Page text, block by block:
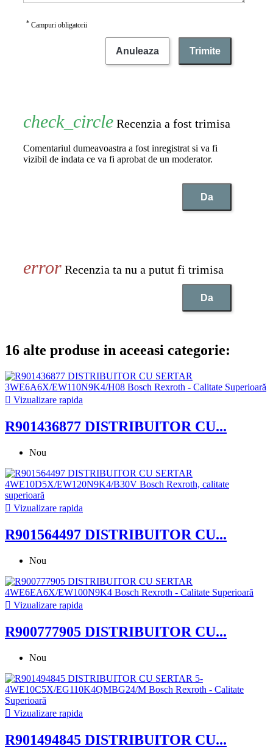
* Campuri obligatorii
Anuleaza Trimite
Recenzia a fost trimisa
Comentariul dumeavoastra a fost inregistrat si va fi
vizibil de indata ce va fi aprobat de un moderator.
Da
Recenzia ta nu a putut fi trimisa
Da
16 alte produse in aceeasi categorie:
 Vizualizare rapida
R901436877 DISTRIBUITOR CU...
Nou
 Vizualizare rapida
R901564497 DISTRIBUITOR CU...
Nou
 Vizualizare rapida
R900777905 DISTRIBUITOR CU...
Nou
 Vizualizare rapida
R901494845 DISTRIBUITOR CU...